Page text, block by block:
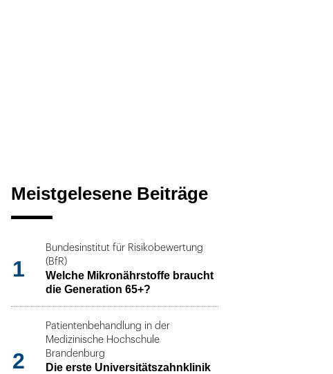
Meistgelesene Beiträge
1
Bundesinstitut für Risikobewertung
(BfR)
Welche Mikronährstoffe braucht
die Generation 65+?
2
Patientenbehandlung in der
Medizinische Hochschule
Brandenburg
Die erste Universitätszahnklinik